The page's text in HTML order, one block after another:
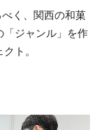
く、関西の和菓
「ジャンル」を作
ト。